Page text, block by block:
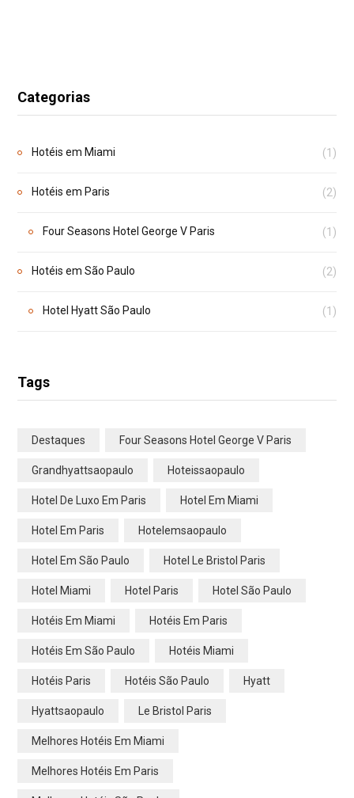
Categorias
Hotéis em Miami (1)
Hotéis em Paris (2)
Four Seasons Hotel George V Paris (1)
Hotéis em São Paulo (2)
Hotel Hyatt São Paulo (1)
Tags
Destaques Four Seasons Hotel George V Paris
Grandhyattsaopaulo Hoteissaopaulo
Hotel De Luxo Em Paris Hotel Em Miami
Hotel Em Paris Hotelemsaopaulo
Hotel Em São Paulo Hotel Le Bristol Paris
Hotel Miami Hotel Paris Hotel São Paulo
Hotéis Em Miami Hotéis Em Paris
Hotéis Em São Paulo Hotéis Miami
Hotéis Paris Hotéis São Paulo Hyatt
Hyattsaopaulo Le Bristol Paris
Melhores Hotéis Em Miami
Melhores Hotéis Em Paris